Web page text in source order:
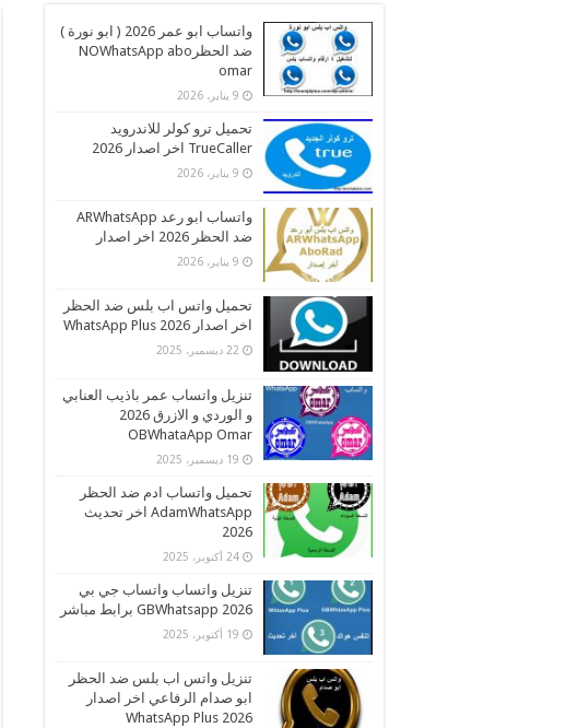
واتساب ابو عمر 2026 ( ابو نورة )
ضد الحظرNOWhatsApp abo
omar
9 يناير، 2026
تحميل ترو كولر للاندرويد
TrueCaller اخر اصدار 2026
9 يناير، 2026
واتساب ابو رعد ARWhatsApp
ضد الحظر 2026 اخر اصدار
9 يناير، 2026
تحميل واتس اب بلس ضد الحظر
اخر اصدار 2026 WhatsApp Plus
22 ديسمبر، 2025
تنزيل واتساب عمر باذيب العنابي
و الوردي و الازرق 2026
OBWhataApp Omar
19 ديسمبر، 2025
تحميل واتساب ادم ضد الحظر
AdamWhatsApp اخر تحديث
2026
24 أكتوبر، 2025
تنزيل واتساب واتساب جي بي
2026 GBWhatsapp برابط مباشر
19 أكتوبر، 2025
تنزيل واتس اب بلس ضد الحظر
ابو صدام الرفاعي اخر اصدار
2026 WhatsApp Plus